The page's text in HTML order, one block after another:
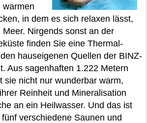
warmen
in dem es sich relaxen lässt,
Meer. Nirgends sonst an der
finden Sie eine Thermal-
hauseigenen Quellen der BINZ-
Aus sagenhaften 1.222 Metern
sie nicht nur wunderbar warm,
Reinheit und Mineralisation
an ein Heilwasser. Und das ist
verschiedene Saunen und